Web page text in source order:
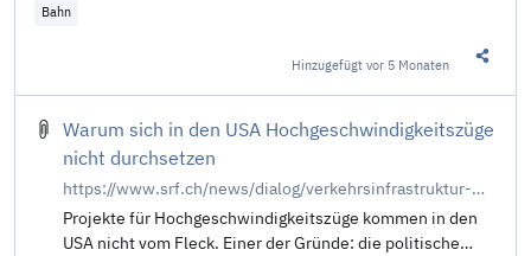
Bahn
Hinzugefügtvor 5 Monaten
Warum sich in den USA Hochgeschwindigkeitszüge
nicht durchsetzen
https://www.srf.ch/news/dialog/verkehrsinfrastruktur-warum-sich-in-den-usa-hochgeschwindigkeitszuege-nicht-durchsetzen
Projekte für Hochgeschwindigkeitszüge kommen in den
USA nicht vom Fleck. Einer der Gründe: die politische